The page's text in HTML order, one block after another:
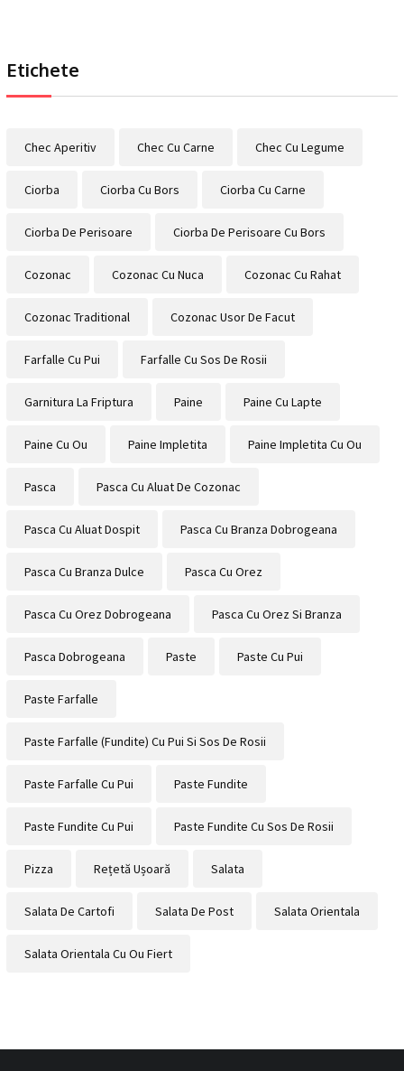
Etichete
Chec Aperitiv Chec Cu Carne Chec Cu Legume
Ciorba Ciorba Cu Bors Ciorba Cu Carne
Ciorba De Perisoare Ciorba De Perisoare Cu Bors
Cozonac Cozonac Cu Nuca Cozonac Cu Rahat
Cozonac Traditional Cozonac Usor De Facut
Farfalle Cu Pui Farfalle Cu Sos De Rosii
Garnitura La Friptura Paine Paine Cu Lapte
Paine Cu Ou Paine Impletita Paine Impletita Cu Ou
Pasca Pasca Cu Aluat De Cozonac
Pasca Cu Aluat Dospit Pasca Cu Branza Dobrogeana
Pasca Cu Branza Dulce Pasca Cu Orez
Pasca Cu Orez Dobrogeana Pasca Cu Orez Si Branza
Pasca Dobrogeana Paste Paste Cu Pui
Paste Farfalle
Paste Farfalle (fundite) Cu Pui Si Sos De Rosii
Paste Farfalle Cu Pui Paste Fundite
Paste Fundite Cu Pui Paste Fundite Cu Sos De Rosii
Pizza Rețetă Ușoară Salata
Salata De Cartofi Salata De Post Salata Orientala
Salata Orientala Cu Ou Fiert